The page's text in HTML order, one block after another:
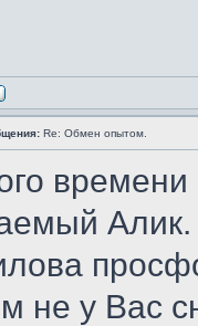
Re: Обмен опытом.
времени
Алик.
не у Вас